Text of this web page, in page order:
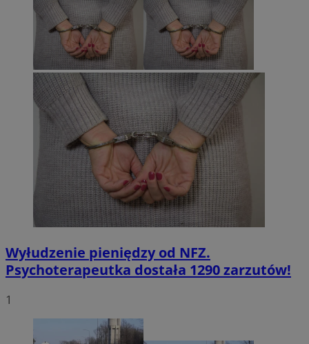
Wyłudzenie pieniędzy od NFZ.
Psychoterapeutka dostała 1290 zarzutów!
1